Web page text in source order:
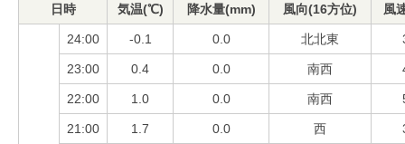
日時 気温(℃) 降水量(mm) 風向(16方位) 風
24:00 -0.1 0.0 北北東
23:00 0.4 0.0 南西
22:00 1.0 0.0 南西
21:00 1.7 0.0 西